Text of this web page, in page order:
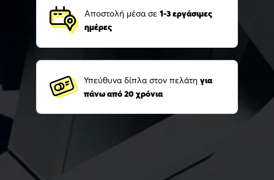
Αποστολή μέσα σε 1-3 εργάσιμες
ημέρες
Υπεύθυνα δίπλα στον πελάτη για
πάνω από 20 χρόνια